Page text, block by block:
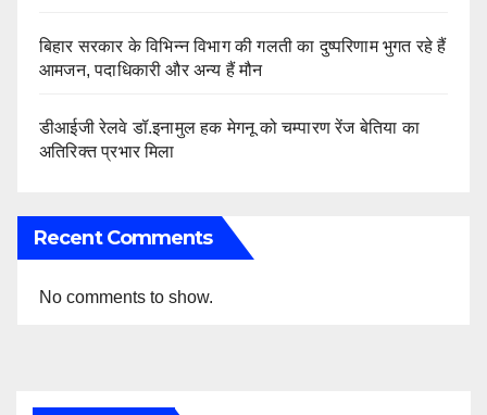
बिहार सरकार के विभिन्न विभाग की गलती का दुष्परिणाम भुगत रहे हैं
आमजन, पदाधिकारी और अन्य हैं मौन
डीआईजी रेलवे डॉ.इनामुल हक मेगनू को चम्पारण रेंज बेतिया का
अतिरिक्त प्रभार मिला
Recent Comments
No comments to show.